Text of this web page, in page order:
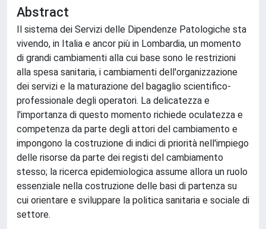
Abstract
Il sistema dei Servizi delle Dipendenze Patologiche sta
vivendo, in Italia e ancor più in Lombardia, un momento
di grandi cambiamenti alla cui base sono le restrizioni
alla spesa sanitaria, i cambiamenti dell'organizzazione
dei servizi e la maturazione del bagaglio scientifico-
professionale degli operatori. La delicatezza e
l'importanza di questo momento richiede oculatezza e
competenza da parte degli attori del cambiamento e
impongono la costruzione di indici di priorità nell'impiego
delle risorse da parte dei registi del cambiamento
stesso; la ricerca epidemiologica assume allora un ruolo
essenziale nella costruzione delle basi di partenza su
cui orientare e sviluppare la politica sanitaria e sociale di
settore.